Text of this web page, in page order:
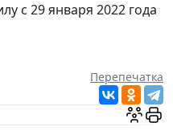
с 29 января 2022 года
Перепечатка